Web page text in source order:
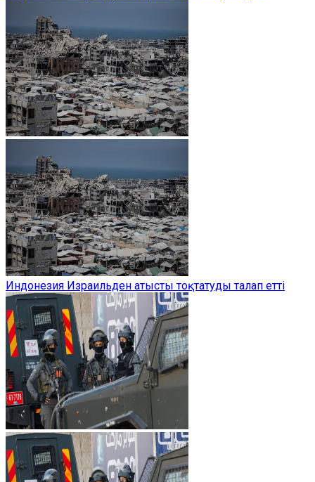
Индонезия Израильден атысты тоқтатуды талап етті